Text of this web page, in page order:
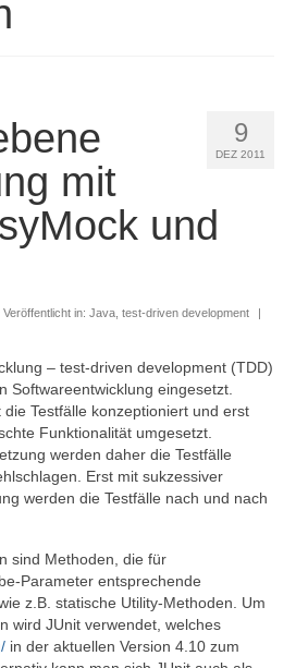
9
DEZ 2011
mit
und
Veröffentlicht in: Java test-driven development
|
– test-driven development (TDD)
Softwareentwicklung eingesetzt.
Testfälle konzeptioniert und erst
Funktionalität umgesetzt.
werden daher die Testfälle
Erst mit sukzessiver
werden die Testfälle nach und nach
sind Methoden, die für
Parameter entsprechende
z.B. statische Utility-Methoden. Um
wird JUnit verwendet, welches
in der aktuellen Version 4.10 zum